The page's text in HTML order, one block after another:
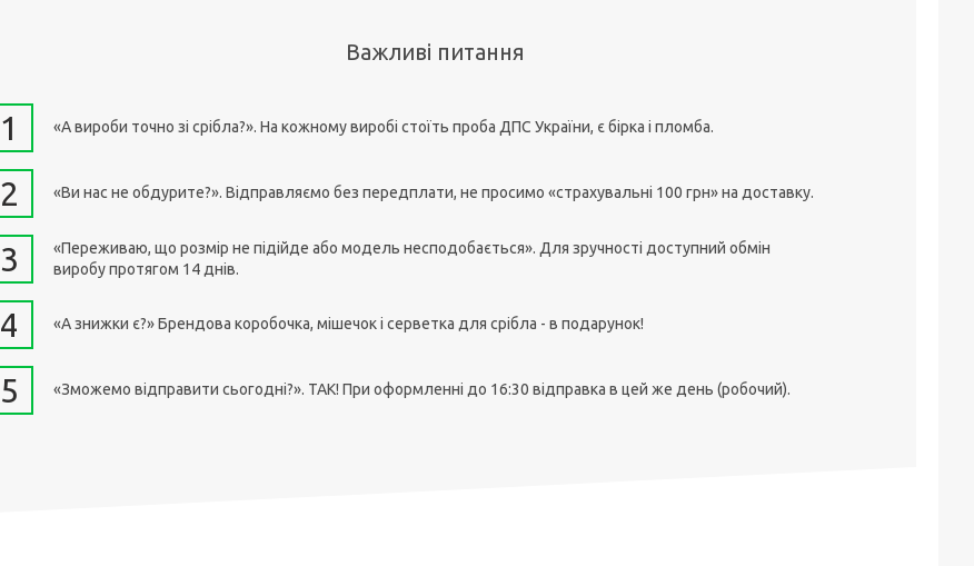
Важливі питання
1 «А вироби точно зі срібла?». На кожному виробі стоїть проба ДПС України, є бірка і пломба.
2 «Ви нас не обдурите?». Відправляємо без передплати, не просимо «страхувальні 100 грн» на доставку.
3
«Переживаю, що розмір не підійде або модель несподобається». Для зручності доступний обмін
виробу протягом 14 днів.
4 «А знижки є?» Брендова коробочка, мішечок і серветка для срібла - в подарунок!
5 «Зможемо відправити сьогодні?». ТАК! При оформленні до 16:30 відправка в цей же день (робочий).